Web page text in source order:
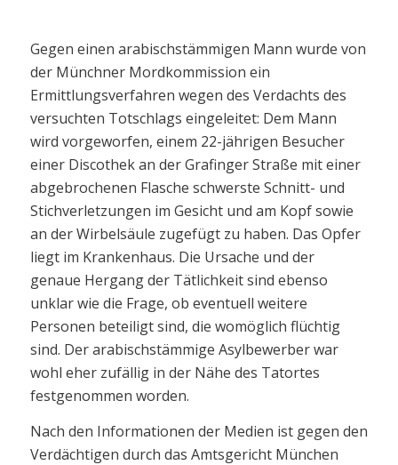
Gegen einen arabischstämmigen Mann wurde von
der Münchner Mordkommission ein
Ermittlungsverfahren wegen des Verdachts des
versuchten Totschlags eingeleitet: Dem Mann
wird vorgeworfen, einem 22-jährigen Besucher
einer Discothek an der Grafinger Straße mit einer
abgebrochenen Flasche schwerste Schnitt- und
Stichverletzungen im Gesicht und am Kopf sowie
an der Wirbelsäule zugefügt zu haben. Das Opfer
liegt im Krankenhaus. Die Ursache und der
genaue Hergang der Tätlichkeit sind ebenso
unklar wie die Frage, ob eventuell weitere
Personen beteiligt sind, die womöglich flüchtig
sind. Der arabischstämmige Asylbewerber war
wohl eher zufällig in der Nähe des Tatortes
festgenommen worden.
Nach den Informationen der Medien ist gegen den
Verdächtigen durch das Amtsgericht München